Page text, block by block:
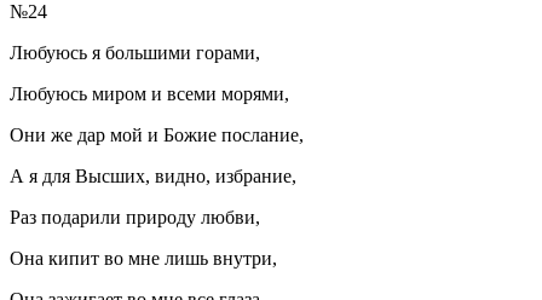
№24
Любуюсь я большими горами,
Любуюсь миром и всеми морями,
Они же дар мой и Божие послание,
А я для Высших, видно, избрание,
Раз подарили природу любви,
Она кипит во мне лишь внутри,